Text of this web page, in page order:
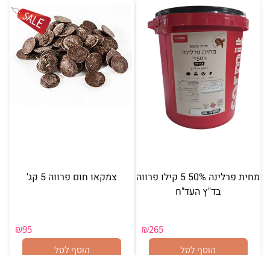
מחית פרלינה 50% 5 קילו פרווה
בד"ץ העד"ח
₪265
הוסף לסל
צמקאו חום פרווה 5 קג'
₪95
הוסף לסל